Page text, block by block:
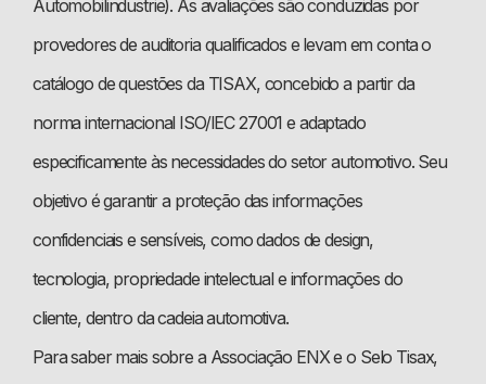
Automobilindustrie). As avaliações são conduzidas por
provedores de auditoria qualificados e levam em conta o
catálogo de questões da TISAX, concebido a partir da
norma internacional ISO/IEC 27001 e adaptado
especificamente às necessidades do setor automotivo. Seu
objetivo é garantir a proteção das informações
confidenciais e sensíveis, como dados de design,
tecnologia, propriedade intelectual e informações do
cliente, dentro da cadeia automotiva.
Para saber mais sobre a Associação ENX e o Selo Tisax,